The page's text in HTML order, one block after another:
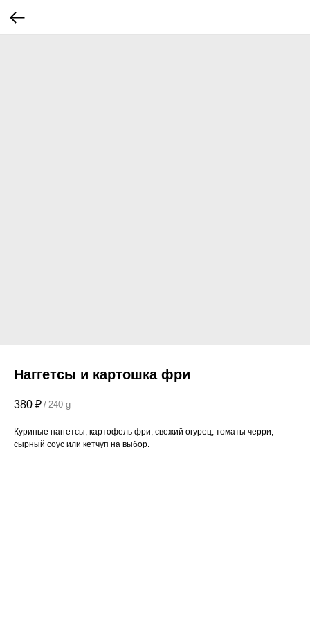
Наггетсы и картошка фри
380 ₽ / 240 g
Куриные наггетсы, картофель фри, свежий огурец, томаты черри,
сырный соус или кетчуп на выбор.